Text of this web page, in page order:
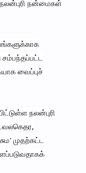
நன்மைகள்
வைப்புச்
நலன்புரி
முதற்கட்ட